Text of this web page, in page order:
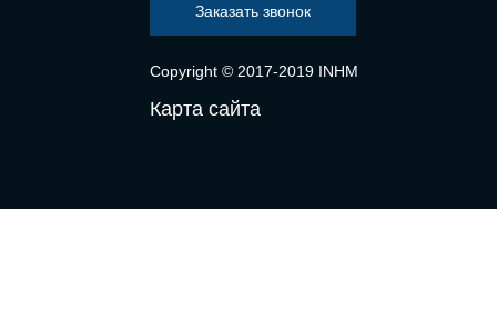
Заказать звонок
Copyright © 2017-2019 INHM
Карта сайта